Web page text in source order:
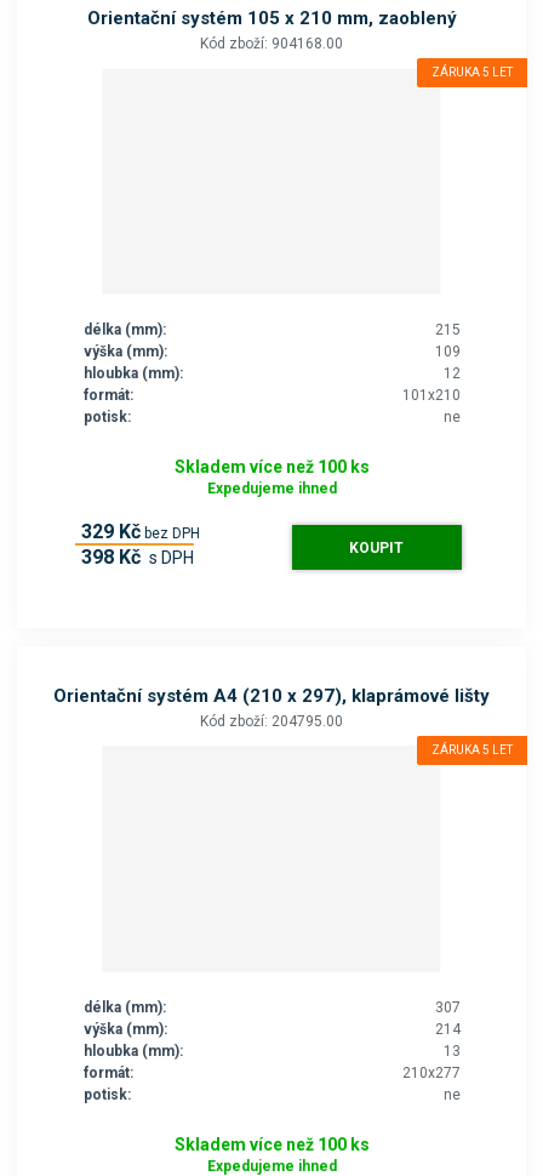
Orientační systém 105 x 210 mm, zaoblený
Kód zboží: 904168.00
ZÁRUKA 5 LET
délka (mm):
215
výška (mm):
109
hloubka (mm):
12
formát:
101x210
potisk:
ne
Skladem více než 100 ks
Expedujeme ihned
329 Kč bez DPH
398 Kč s DPH KOUPIT
Orientační systém A4 (210 x 297), klaprámové lišty
Kód zboží: 204795.00
ZÁRUKA 5 LET
délka (mm):
307
výška (mm):
214
hloubka (mm):
13
formát:
210x277
potisk:
ne
Skladem více než 100 ks
Expedujeme ihned